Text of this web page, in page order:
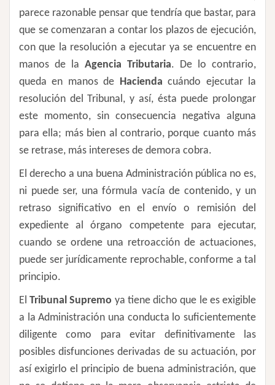
parece razonable pensar que tendría que bastar, para
que se comenzaran a contar los plazos de ejecución,
con que la resolución a ejecutar ya se encuentre en
manos de la Agencia Tributaria. De lo contrario,
queda en manos de
Hacienda cuándo ejecutar la
resolución del Tribunal, y así, ésta puede prolongar
este momento, sin consecuencia negativa alguna
para ella; más bien al contrario, porque cuanto más
se retrase, más intereses de demora cobra.
El derecho a una buena Administración pública no es,
ni puede ser, una fórmula vacía de contenido, y un
retraso significativo en el envío o remisión del
expediente al órgano competente para ejecutar,
cuando se ordene una retroacción de actuaciones,
puede ser jurídicamente reprochable, conforme a tal
principio.
ElTribunal Supremo ya tiene dicho que le es exigible
a la Administración una conducta lo suficientemente
diligente como para evitar definitivamente las
posibles disfunciones derivadas de su actuación, por
así exigirlo el principio de buena administración, que